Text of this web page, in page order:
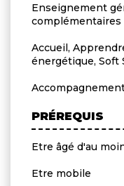
Enseignement
Accueil,
énergétique, Soft
PRÉREQUIS
Etre âgé d'au
Etre mobile